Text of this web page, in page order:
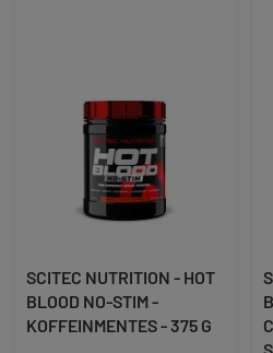
SCITEC NUTRITION - HOT
BLOOD NO-STIM -
KOFFEINMENTES - 375 G